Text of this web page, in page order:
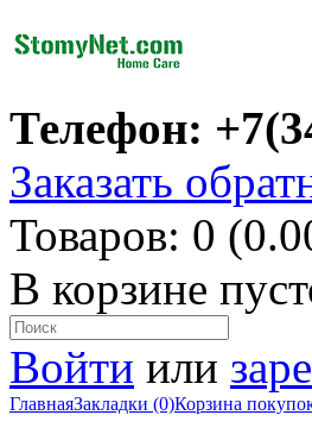
Телефон:
Заказать
Товаров: 0
В корзине
Войти или
ГлавнаяЗакладки (0)Корзина